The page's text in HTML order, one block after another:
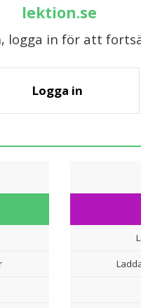
lektion.se
logga in för att
Logga in